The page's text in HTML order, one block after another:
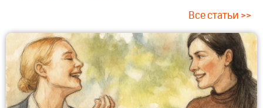
Все статьи >>